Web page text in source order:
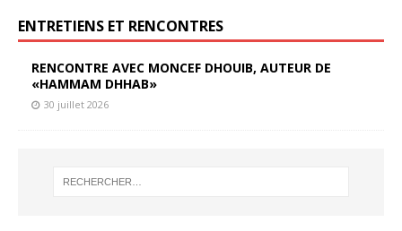
ENTRETIENS ET RENCONTRES
RENCONTRE AVEC MONCEF DHOUIB, AUTEUR DE
«HAMMAM DHHAB»
30 juillet 2026